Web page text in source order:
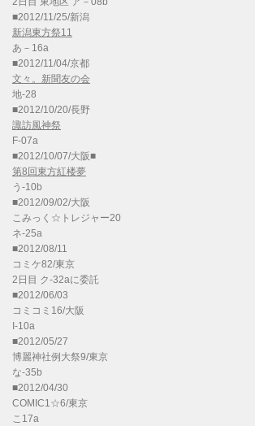
■2012/11/25/新潟
新潟東方祭11
あ－16a
■2012/11/04/京都
文々。新聞友の会
地-28
■2012/10/20/長野
諏訪風神祭
F-07a
■2012/10/07/大阪■
第8回東方紅楼夢
う-10b
■2012/09/02/大阪
こみっく☆トレジャー20
ネ-25a
■2012/08/11
コミケ82/東京
2日目 ク-32aに委託
■2012/06/03
コミコミ16/大阪
I-10a
■2012/05/27
博麗神社例大祭9/東京
な-35b
■2012/04/30
COMIC1☆6/東京
こ17a